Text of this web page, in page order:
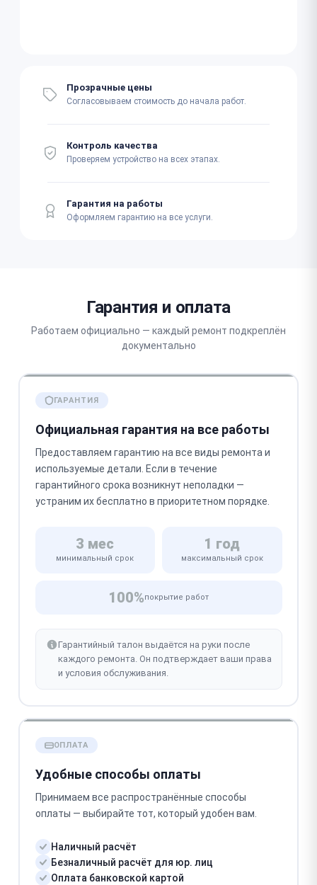
Прозрачные цены
Согласовываем стоимость до начала работ.
Контроль качества
Проверяем устройство на всех этапах.
Гарантия на работы
Оформляем гарантию на все услуги.
Гарантия и оплата
Работаем официально — каждый ремонт подкреплён
документально
ГАРАНТИЯ
Официальная гарантия на все работы
Предоставляем гарантию на все виды ремонта и
используемые детали. Если в течение
гарантийного срока возникнут неполадки —
устраним их бесплатно в приоритетном порядке.
3 мес
минимальный срок
1 год
максимальный срок
100%покрытие работ
Гарантийный талон выдаётся на руки после
каждого ремонта. Он подтверждает ваши права
и условия обслуживания.
ОПЛАТА
Удобные способы оплаты
Принимаем все распространённые способы
оплаты — выбирайте тот, который удобен вам.
Наличный расчёт
Безналичный расчёт для юр. лиц
Оплата банковской картой